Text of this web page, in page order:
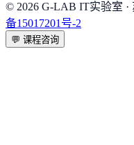
© 2026 G-LAB IT实验室
备15017201号-2
💬 课程咨询